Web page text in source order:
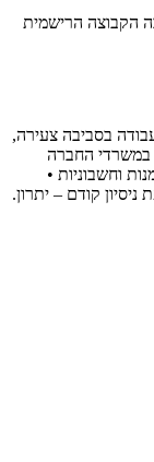
הקבוצה הרישמית
בסביבה צעירה,
עבודה: 09:00–17:00 עבודה במשרדי החברה
וחשבוניות •
קודם – יתרון.